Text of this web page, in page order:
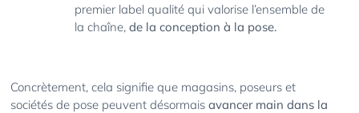
premier label qualité qui valorise l’ensemble de
la chaîne,de la conception à la pose.
Concrètement, cela signifie que magasins, poseurs et
sociétés de pose peuvent désormaisavancer main dans la